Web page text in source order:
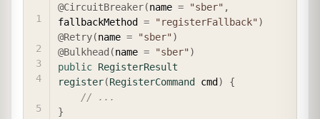
@CircuitBreaker(name = "sber" ,
fallbackMethod = "registerFallback")
@Retry(name = "sber")
@Bulkhead (name = "sber")
public RegisterResult
register(RegisterCommand cmd )
{
// ...
}